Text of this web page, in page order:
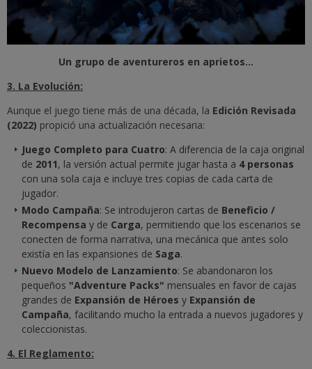
Un grupo de aventureros en aprietos...
3. La Evolución:
Aunque el juego tiene más de una década, la Edición Revisada
(2022) propició una actualización necesaria:
Juego Completo para Cuatro: A diferencia de la caja original
de 2011, la versión actual permite jugar hasta a 4 personas
con una sola caja e incluye tres copias de cada carta de
jugador.
Modo Campaña: Se introdujeron cartas de Beneficio /
Recompensa y de Carga, permitiendo que los escenarios se
conecten de forma narrativa, una mecánica que antes solo
existía en las expansiones de Saga.
Nuevo Modelo de Lanzamiento: Se abandonaron los
pequeños "Adventure Packs" mensuales en favor de cajas
grandes de Expansión de Héroes y Expansión de
Campaña, facilitando mucho la entrada a nuevos jugadores y
coleccionistas.
4. El Reglamento: